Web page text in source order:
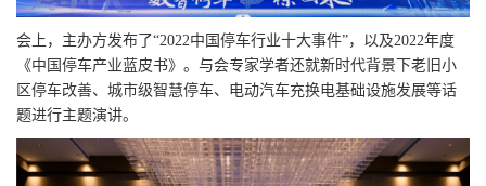
会上，主办方发布了“2022中国停车行业十大事件”，以及2022年度
《中国停车产业蓝皮书》。与会专家学者还就新时代背景下老旧小
区停车改善、城市级智慧停车、电动汽车充换电基础设施发展等话
题进行主题演讲。